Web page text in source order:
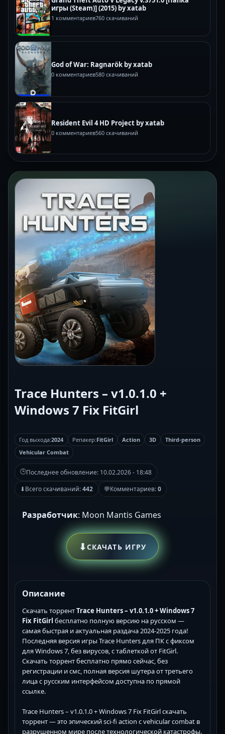
игры (Steam)] (2015) by xatab
1 комментариев760 скачиваний
God of War: Ragnarök by xatab
0 комментариев580 скачиваний
Resident Evil 4 HD Project by xatab
0 комментариев560 скачиваний
Trace Hunters – v1.0.1.0 +
Windows 7 Fix FitGirl
Год выхода:2024 Репакер:FitGirl Action 3D
Third-person
Vehicular Combat
🕒Последнее обновление: 10.02.2026 - 18:48
⬇Всего скачиваний:442 💬Комментариев:0
Разработчик: Moon Mantis Games
⬇СКАЧАТЬ ИГРУ
Описание
Скачать торрентTrace Hunters – v1.0.1.0 + Windows 7
Fix FitGirl бесплатно полную версию на русском —
самая быстрая и актуальная раздача 2024-2025 года!
Последняя версия игры Trace Hunters для ПК с фиксом
для Windows 7, без вирусов, с таблеткой от FitGirl.
Скачать торрент бесплатно прямо сейчас, без
регистрации и смс, полная версия шутера от третьего
лица с русским интерфейсом доступна по прямой
ссылке.
Trace Hunters – v1.0.1.0 + Windows 7 Fix FitGirl скачать
торрент — это эпический sci-fi action с vehicular combat в
разрушенном мире после технологической катастрофы.